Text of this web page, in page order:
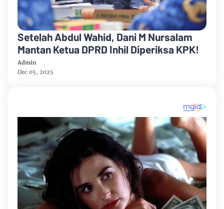
Setelah Abdul Wahid, Dani M Nursalam
Mantan Ketua DPRD Inhil Diperiksa KPK!
Admin
Dec 05, 2025